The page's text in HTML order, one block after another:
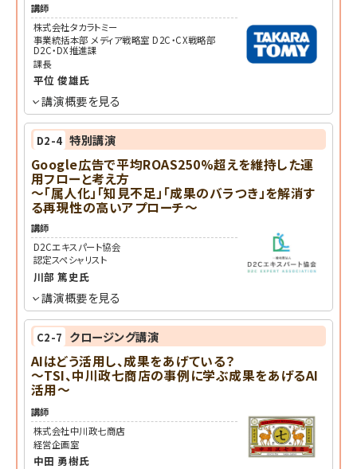
講師
株式会社タカラトミー
事業統括本部 メディア戦略室 D2C・CX戦略部
D2C・DX推進課
課長
平位 俊雄氏
講演概要を見る
D2-4 特別講演
Google広告で平均ROAS250%超えを維持した運
用フローと考え方
～「属人化」「知見不足」「成果のバラつき」を解消す
る再現性の高いアプローチ～
講師
D2Cエキスパート協会
認定スペシャリスト
川部 篤史 氏
講演概要を見る
C2-7 クロージング講演
AIはどう活用し、成果をあげている？
～TSI、中川政七商店の事例に学ぶ成果をあげるAI
活用～
講師
株式会社中川政七商店
経営企画室
中田 勇樹氏